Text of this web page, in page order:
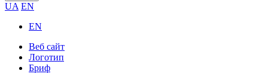
UA EN
EN
Веб сайт
Логотип
Бриф